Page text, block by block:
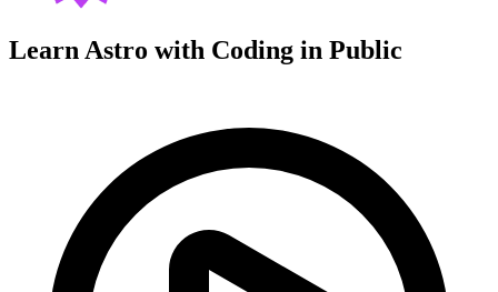
Learn Astro with Coding in Public